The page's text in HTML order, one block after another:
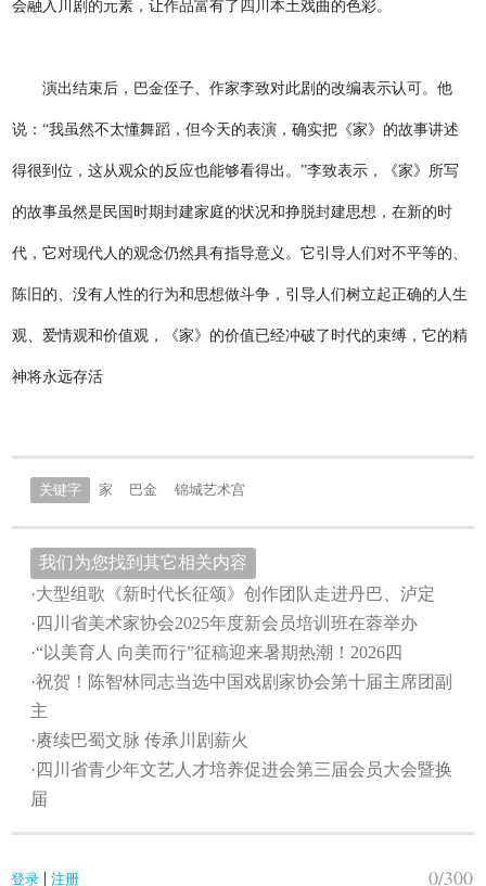
会融入川剧的元素，让作品富有了四川本土戏曲的色彩。
演出结束后，巴金侄子、作家李致对此剧的改编表示认可。他
说：“我虽然不太懂舞蹈，但今天的表演，确实把《家》的故事讲述
得很到位，这从观众的反应也能够看得出。”李致表示，《家》所写
的故事虽然是民国时期封建家庭的状况和挣脱封建思想，在新的时
代，它对现代人的观念仍然具有指导意义。它引导人们对不平等的、
陈旧的、没有人性的行为和思想做斗争，引导人们树立起正确的人生
观、爱情观和价值观，《家》的价值已经冲破了时代的束缚，它的精
神将永远存活
关键字 家 巴金 锦城艺术宫
我们为您找到其它相关内容
·大型组歌《新时代长征颂》创作团队走进丹巴、泸定
·四川省美术家协会2025年度新会员培训班在蓉举办
·“以美育人 向美而行”征稿迎来暑期热潮！2026四
·祝贺！陈智林同志当选中国戏剧家协会第十届主席团副
主
·赓续巴蜀文脉 传承川剧薪火
·四川省青少年文艺人才培养促进会第三届会员大会暨换
届
登录 | 注册 0/300